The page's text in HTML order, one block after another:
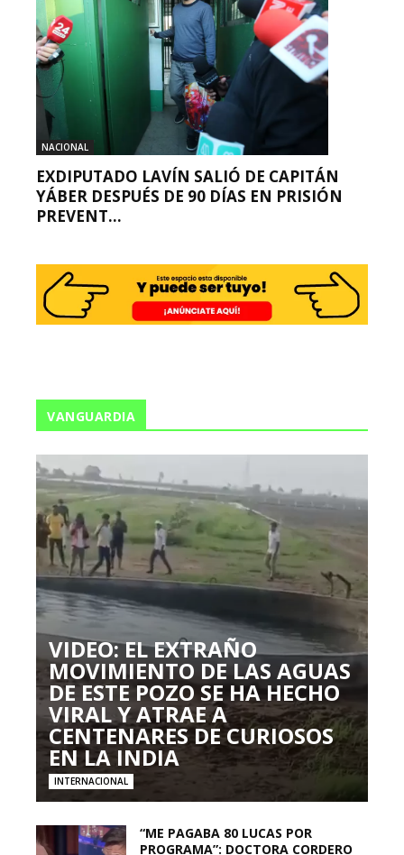
NACIONAL
EXDIPUTADO LAVÍN SALIÓ DE CAPITÁN
YÁBER DESPUÉS DE 90 DÍAS EN PRISIÓN
PREVENT...
VANGUARDIA
VIDEO: EL EXTRAÑO
MOVIMIENTO DE LAS AGUAS
DE ESTE POZO SE HA HECHO
VIRAL Y ATRAE A
CENTENARES DE CURIOSOS
EN LA INDIA
INTERNACIONAL
“ME PAGABA 80 LUCAS POR
PROGRAMA”: DOCTORA CORDERO